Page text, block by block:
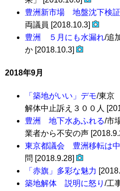
豊洲新市場 地盤沈下検
両議員 [2018.10.3]
豊洲 ５月にも水漏れ/追
か [2018.10.3]
2018年9月
「築地がいい」デモ/東京
解体中止訴え３００人
豊洲 地下水あふれる/市
業者から不安の声
東京都議会 豊洲移転は
問 [2018.9.28]
「赤旗」多彩な魅力
築地解体 説明に怒り /工